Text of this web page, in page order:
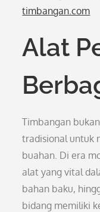
timbangan.com
Alat
Timbangan
tradisional untuk
buahan. Di era
alat yang vital
bahan baku,
bidang memiliki